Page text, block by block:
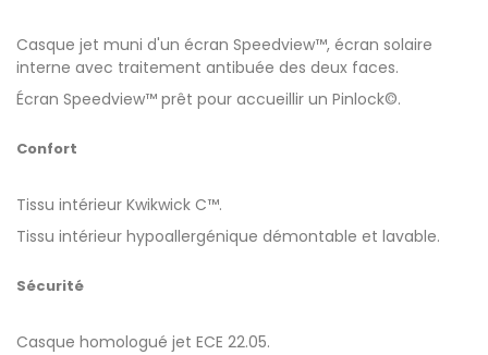
Casque jet muni d'un écran Speedview™, écran solaire
interne avec traitement antibuée des deux faces.
Écran Speedview™ prêt pour accueillir un Pinlock©.
Confort
Tissu intérieur Kwikwick C™.
Tissu intérieur hypoallergénique démontable et lavable.
Sécurité
Casque homologué jet ECE 22.05.